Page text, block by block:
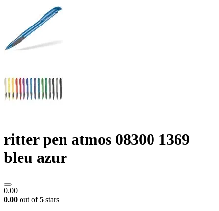
ritter pen atmos 08300 1369
bleu azur
0.00
0.00 out of5 stars